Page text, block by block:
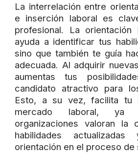
La interrelación entre
e inserción laboral es
profesional. La
ayuda a identificar tus
sino que también te guía
adecuada. Al adquirir
aumentas tus
candidato atractivo para
Esto, a su vez, facilita tu
mercado laboral, ya
organizaciones valoran la
habilidades
orientación en el proceso de